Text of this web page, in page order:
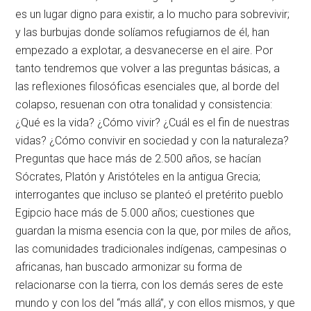
es un lugar digno para existir, a lo mucho para sobrevivir;
y las burbujas donde solíamos refugiarnos de él, han
empezado a explotar, a desvanecerse en el aire. Por
tanto tendremos que volver a las preguntas básicas, a
las reflexiones filosóficas esenciales que, al borde del
colapso, resuenan con otra tonalidad y consistencia:
¿Qué es la vida? ¿Cómo vivir? ¿Cuál es el fin de nuestras
vidas? ¿Cómo convivir en sociedad y con la naturaleza?
Preguntas que hace más de 2.500 años, se hacían
Sócrates, Platón y Aristóteles en la antigua Grecia;
interrogantes que incluso se planteó el pretérito pueblo
Egipcio hace más de 5.000 años; cuestiones que
guardan la misma esencia con la que, por miles de años,
las comunidades tradicionales indígenas, campesinas o
africanas, han buscado armonizar su forma de
relacionarse con la tierra, con los demás seres de este
mundo y con los del “más allá”, y con ellos mismos, y que